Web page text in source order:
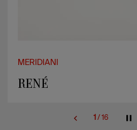
MERIDIANI
RENÉ
1 / 16